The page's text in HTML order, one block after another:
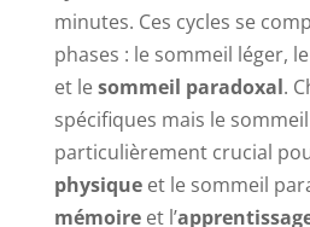
minutes. Ces cycles se
phases : le sommeil léger,
et lesommeil paradoxal.
spécifiques mais le
particulièrement crucial
physiqueet le sommeil
mémoireet l’